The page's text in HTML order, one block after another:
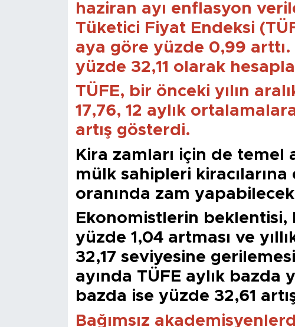
haziran ayı enflasyon
Tüketici Fiyat Endeksi
aya göre yüzde 0,99 arttı.
yüzde 32,11 olarak
TÜFE, bir önceki yılın
17,76, 12 aylık
artış gösterdi.
Kira zamları için de temel
mülk sahipleri
oranında zam
Ekonomistlerin beklentisi,
yüzde 1,04 artması ve
32,17 seviyesine
ayında TÜFE aylık bazda
bazda ise yüzde 32,61
Bağımsız